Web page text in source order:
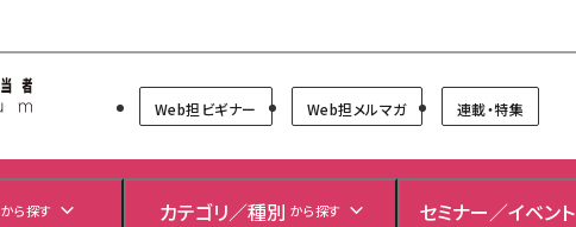
Web担当者Forum
Web担ビギナー Web担メルマガ 連載・特集
から探す カテゴリ／種別 から探す セミナー／イベント